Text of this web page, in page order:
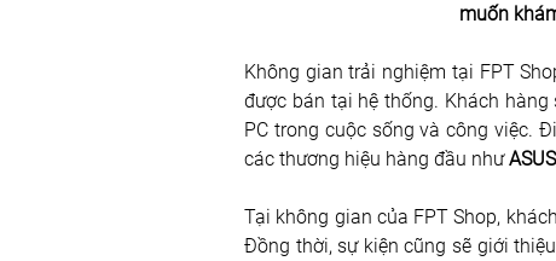
muốn
Không gian trải nghiệm tại FPT
được bán tại hệ thống. Khách
PC trong cuộc sống và công việc.
các thương hiệu hàng đầu như
Tại không gian của FPT Shop,
Đồng thời, sự kiện cũng sẽ giới